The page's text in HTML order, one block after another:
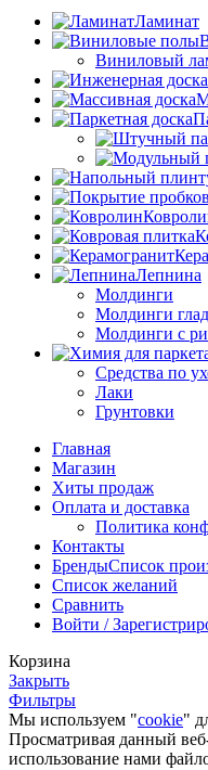
Ламинат
Виниловый
Лепнина
Молдинги
Молдинги
Молдинги с
Средства по
Лаки
Грунтовки
Главная
Магазин
Хиты продаж
Оплата и доставка
Политика
Контакты
БрендыСписок
Список желаний
Сравнить
Войти /
Корзина
Закрыть
Фильтры
Мы используем "cookie"
Просматривая данный
использование нами